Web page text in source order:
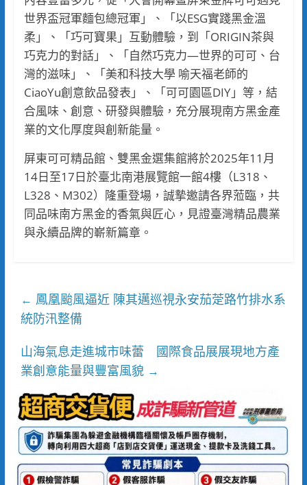
世界盃冠軍麵包總冠軍」、「以ESG實踐黑金溫
柔」、「巧可寶果」互動體驗，到「ORIGIN茶與
巧克力的對話」、「自然巧克力—世界的可可、台
灣的滋味」、「美和科技大學 喻天福老師的
CiaoYu創意飲品發表」、「可可園區DIY」等，結
合風味、創意、研發與體驗，充分展現南方黑金產
業的文化厚度與創新能量。
屏東可可精品館、雙黑金選集館將於2025年11月
14日至17日於臺北南港展覽館一館4樓（L318、
L328、M302）隆重登場，誠摯邀請各界蒞臨，共
同品味南方黑金的香氣與匠心，見證臺灣精品農業
與永續品牌的嶄新篇章。
← 鳳凰颱風逼近 陳其邁巡視永安茄萣路竹排水系
統防汛整備
山海氣息走進城市味蕾 國際食品展展現地方產
業創意能量與豐富風貌 →